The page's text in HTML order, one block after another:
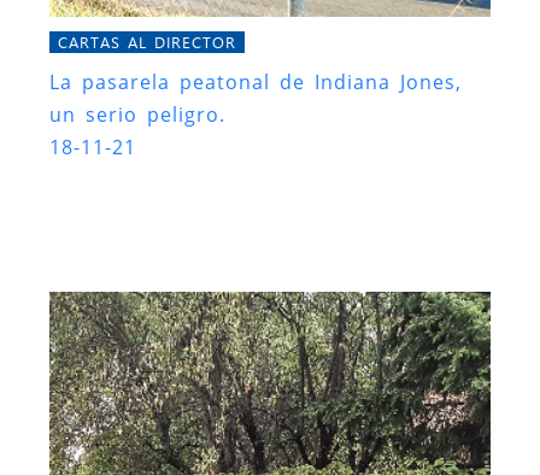
CARTAS AL DIRECTOR
La pasarela peatonal de Indiana Jones,
un serio peligro.
18-11-21